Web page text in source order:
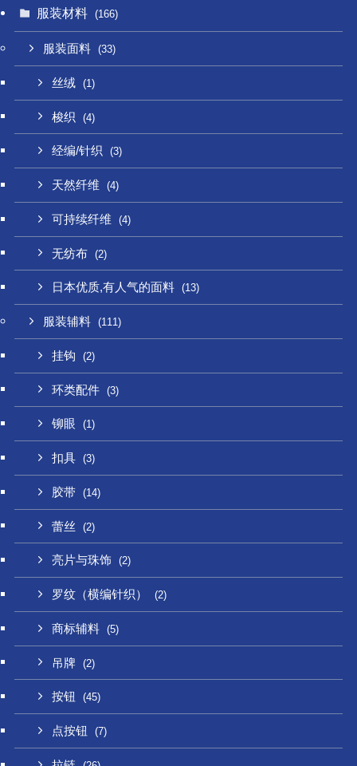
服装材料 (166)
服装面料 (33)
丝绒 (1)
梭织 (4)
经编/针织 (3)
天然纤维 (4)
可持续纤维 (4)
无纺布 (2)
日本优质,有人气的面料 (13)
服装辅料 (111)
挂钩 (2)
环类配件 (3)
铆眼 (1)
扣具 (3)
胶带 (14)
蕾丝 (2)
亮片与珠饰 (2)
罗纹（横编针织） (2)
商标辅料 (5)
吊牌 (2)
按钮 (45)
点按钮 (7)